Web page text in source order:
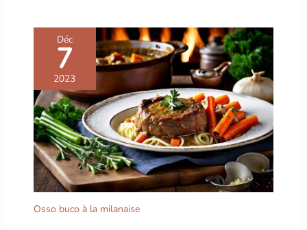
montrent vos
compétences culinaires
et votre bon goût.
【Polyvalent】Ces bols à
soupe UNICASA sont
sûrs pour le micro-ondes,
le four, le lave-vaisselle
et le réfrigérateur. Que
vous souhaitiez
réchauffer, cuire ou
conserver des aliments,
ils répondent facilement
Déc
7
2023
Osso buco à la milanaise